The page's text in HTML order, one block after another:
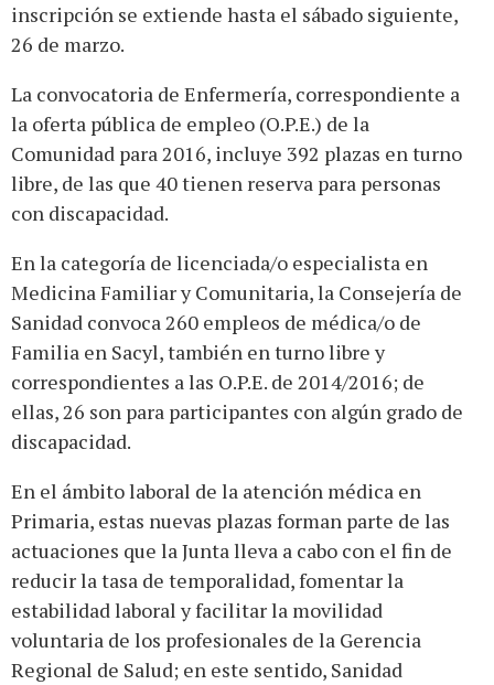
inscripción se extiende hasta el sábado siguiente,
26 de marzo.
La convocatoria de Enfermería, correspondiente a
la oferta pública de empleo (O.P.E.) de la
Comunidad para 2016, incluye 392 plazas en turno
libre, de las que 40 tienen reserva para personas
con discapacidad.
En la categoría de licenciada/o especialista en
Medicina Familiar y Comunitaria, la Consejería de
Sanidad convoca 260 empleos de médica/o de
Familia en Sacyl, también en turno libre y
correspondientes a las O.P.E. de 2014/2016; de
ellas, 26 son para participantes con algún grado de
discapacidad.
En el ámbito laboral de la atención médica en
Primaria, estas nuevas plazas forman parte de las
actuaciones que la Junta lleva a cabo con el fin de
reducir la tasa de temporalidad, fomentar la
estabilidad laboral y facilitar la movilidad
voluntaria de los profesionales de la Gerencia
Regional de Salud; en este sentido, Sanidad